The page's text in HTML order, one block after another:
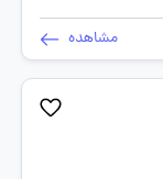
مشاهده